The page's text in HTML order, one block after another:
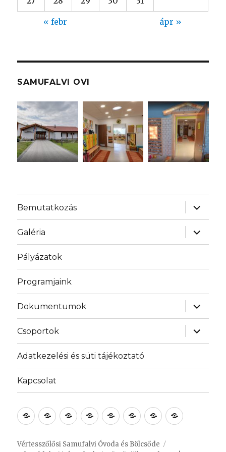
« febr ápr »
SAMUFALVI OVI
Bemutatkozás
almenü
Galéria
almenü
Pályázatok
Programjaink
Dokumentumok
almenü
Csoportok
almenü
Adatkezelési és süti tájékoztató
Kapcsolat
Bemutatkozás
GalériaPályázatokProgramjaink
Dokumentumok
CsoportokAdatkezelési
süti
Kapcsolat
Vértesszőlősi Samufalvi Óvoda és Bölcsőde